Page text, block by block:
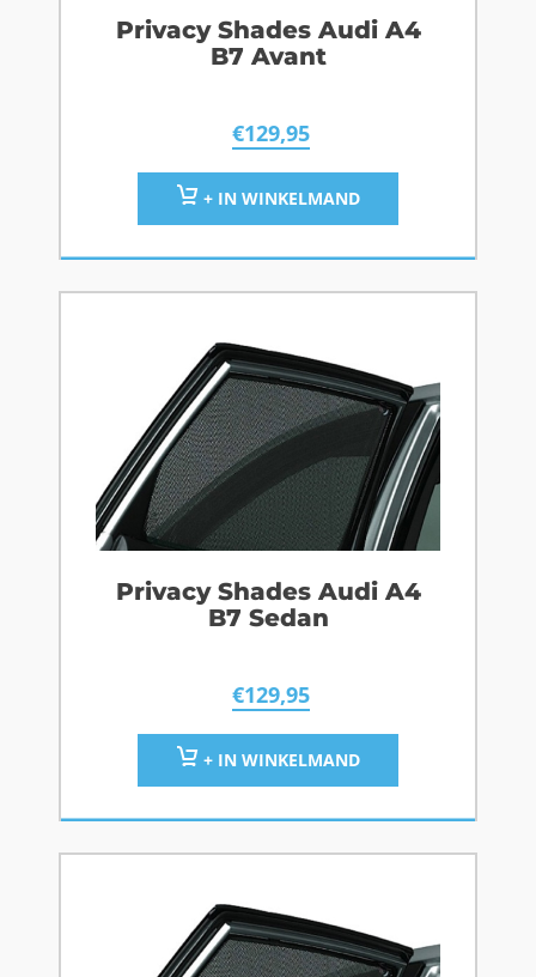
Privacy Shades Audi A4
B7 Avant
€129,95
+ IN WINKELMAND
Privacy Shades Audi A4
B7 Sedan
€129,95
+ IN WINKELMAND